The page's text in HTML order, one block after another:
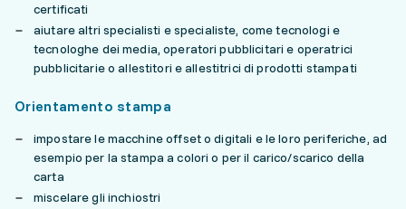
certificati
aiutare altri specialisti e specialiste, come tecnologi e
tecnologhe dei media, operatori pubblicitari e operatrici
pubblicitarie o allestitori e allestitrici di prodotti stampati
Orientamento stampa
impostare le macchine offset o digitali e le loro periferiche, ad
esempio per la stampa a colori o per il carico/scarico della
carta
miscelare gli inchiostri